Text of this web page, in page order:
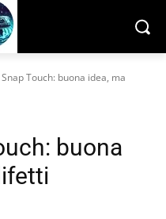
Touch: buona idea, ma
buona